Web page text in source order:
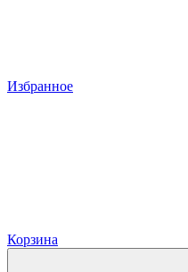
Избранное
Корзина